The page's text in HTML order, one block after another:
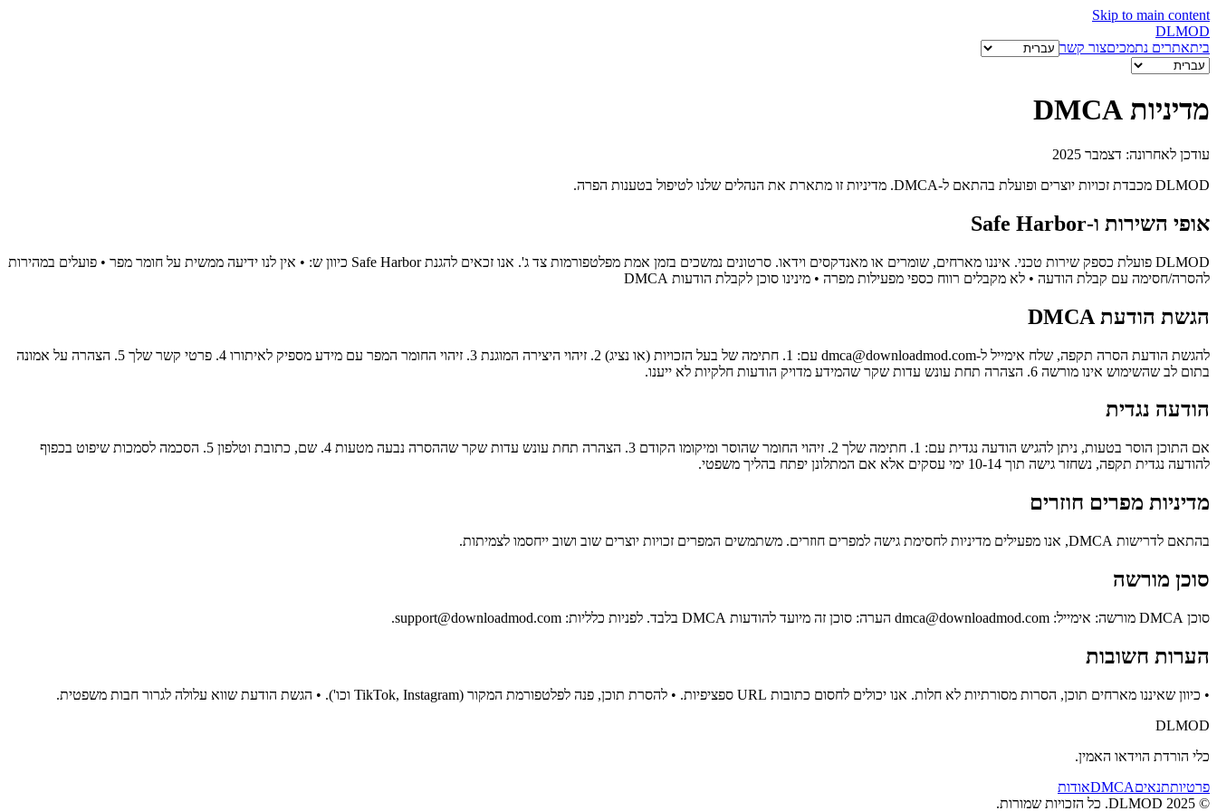
Skip to main content
DLMOD
ביתאתרים נתמכיםצור קשר
מדיניות DMCA
עודכן לאחרונה: דצמבר 2025
DLMOD מכבדת זכויות יוצרים ופועלת בהתאם ל-DMCA. מדיניות זו מתארת את הנהלים שלנו לטיפול בטענות הפרה.
אופי השירות ו-Safe Harbor
DLMOD פועלת כספק שירות טכני. איננו מארחים, שומרים או מאנדקסים וידאו. סרטונים נמשכים בזמן אמת מפלטפורמות צד ג'. אנו זכאים להגנת Safe Harbor כיוון ש: • אין לנו ידיעה ממשית על חומר מפר • פועלים במהירות
להסרה/חסימה עם קבלת הודעה • לא מקבלים רווח כספי מפעילות מפרה • מינינו סוכן לקבלת הודעות DMCA
הגשת הודעת DMCA
להגשת הודעת הסרה תקפה, שלח אימייל ל-dmca@downloadmod.com
עם: 1. חתימה של בעל הזכויות (או נציג) 2. זיהוי היצירה המוגנת 3. זיהוי החומר המפר עם מידע מספיק לאיתורו 4. פרטי קשר שלך 5. הצהרה על אמונה
בתום לב שהשימוש אינו מורשה 6. הצהרה תחת עונש עדות שקר שהמידע מדויק הודעות חלקיות לא ייענו.
הודעה נגדית
אם התוכן הוסר בטעות, ניתן להגיש הודעה נגדית עם: 1. חתימה שלך 2. זיהוי החומר שהוסר ומיקומו הקודם 3. הצהרה תחת עונש עדות שקר שההסרה נבעה מטעות 4. שם, כתובת וטלפון 5. הסכמה לסמכות שיפוט בכפוף
להודעה נגדית תקפה, נשחזר גישה תוך 10-14 ימי עסקים אלא אם המתלונן יפתח בהליך משפטי.
מדיניות מפרים חוזרים
בהתאם לדרישות DMCA, אנו מפעילים מדיניות לחסימת גישה למפרים חוזרים. משתמשים המפרים זכויות יוצרים שוב ושוב ייחסמו לצמיתות.
סוכן מורשה
סוכן DMCA מורשה: אימייל: dmca@downloadmod.com הערה: סוכן זה מיועד להודעות DMCA בלבד. לפניות כלליות: support@downloadmod.com
.
הערות חשובות
• כיוון שאיננו מארחים תוכן, הסרות מסורתיות לא חלות. אנו יכולים לחסום כתובות URL ספציפיות. • להסרת תוכן, פנה לפלטפורמת המקור (TikTok, Instagram וכו'). • הגשת הודעת שווא עלולה לגרור חבות משפטית.
DLMOD
כלי הורדת הוידאו האמין.
פרטיותתנאיםDMCAאודות
© 2025 DLMOD.
כל הזכויות שמורות.